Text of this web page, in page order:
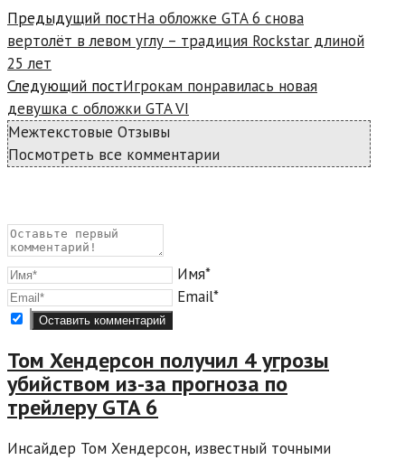
Предыдущий постНа обложке GTA 6 снова
вертолёт в левом углу – традиция Rockstar длиной
25 лет
Следующий постИгрокам понравилась новая
девушка с обложки GTA VI
Межтекстовые Отзывы
Посмотреть все комментарии
Имя*
Email*
Том Хендерсон получил 4 угрозы
убийством из-за прогноза по
трейлеру GTA 6
Инсайдер Том Хендерсон, известный точными